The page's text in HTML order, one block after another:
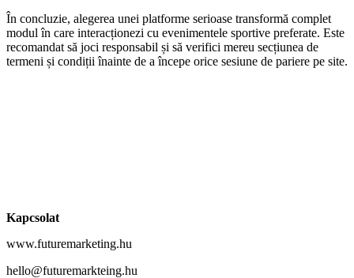
În concluzie, alegerea unei platforme serioase transformă complet
modul în care interacționezi cu evenimentele sportive preferate. Este
recomandat să joci responsabil și să verifici mereu secțiunea de
termeni și condiții înainte de a începe orice sesiune de pariere pe site.
Kapcsolat
www.futuremarketing.hu
hello@futuremarkteing.hu